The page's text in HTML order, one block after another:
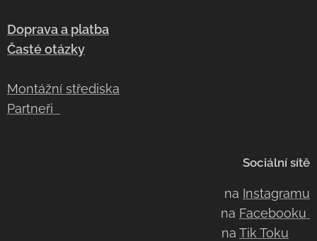
Doprava a platba
Časté otázky
Montážní střediska
Partneři
Sociální sítě
na Instagramu
na Facebooku
na Tik Toku